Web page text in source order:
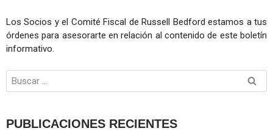
Los Socios y el Comité Fiscal de Russell Bedford estamos a tus
órdenes para asesorarte en relación al contenido de este boletín
informativo.
PUBLICACIONES RECIENTES